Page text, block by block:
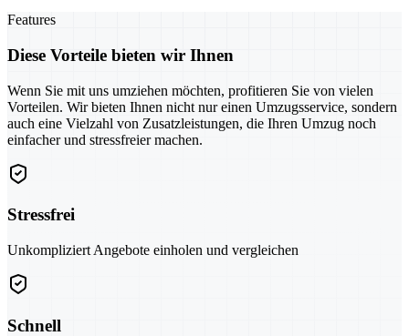
Features
Diese Vorteile bieten wir Ihnen
Wenn Sie mit uns umziehen möchten, profitieren Sie von vielen
Vorteilen. Wir bieten Ihnen nicht nur einen Umzugsservice, sondern
auch eine Vielzahl von Zusatzleistungen, die Ihren Umzug noch
einfacher und stressfreier machen.
Stressfrei
Unkompliziert Angebote einholen und vergleichen
Schnell